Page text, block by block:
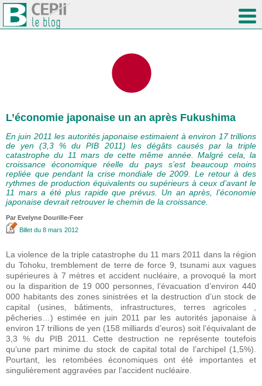
L’économie japonaise un an après Fukushima
En juin 2011 les autorités japonaise estimaient à environ 17 trillions
de yen (3,3 % du PIB 2011) les dégâts causés par la triple
catastrophe du 11 mars de cette même année. Malgré cela, la
croissance économique réelle du pays s’est beaucoup moins
repliée que pendant la crise mondiale de 2009. Le retour à des
rythmes de production équivalents ou supérieurs à ceux d’avant le
11 mars a été plus rapide que prévus. Un an après, l’économie
japonaise devrait retrouver le chemin de la croissance.
Par Evelyne Dourille-Feer
Billet du 8 mars 2012
La violence de la triple catastrophe du 11 mars 2011 dans la région
du Tohoku, tremblement de terre de force 9, tsunami aux vagues
supérieures à 7 mètres et accident nucléaire, a provoqué la mort
ou la disparition de 19 000 personnes, l’évacuation d’environ 440
000 habitants des zones sinistrées et la destruction d’un stock de
capital (usines, bâtiments, infrastructures, terres agricoles ,
pêcheries…) estimée en juin 2011 par les autorités japonaise à
environ 17 trillions de yen (158 milliards d’euros) soit l’équivalant de
3,3 % du PIB 2011. Cette destruction ne représente toutefois
qu’une part minime du stock de capital total de l’archipel (1,5%).
Pourtant, les retombées économiques ont été importantes et
singulièrement aggravées par l’accident nucléaire.